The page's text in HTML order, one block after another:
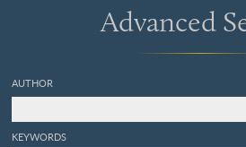
Advanced
AUTHOR
KEYWORDS